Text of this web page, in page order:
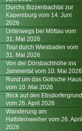
Durchs Bizzenbachtal zur
Kapersburg vom 14. Juni
2026
Unterwegs bei Möttau vom
31. Mai 2026
Tour durch Wiesbaden vom
31. Mai 2026
Von der Dörsbachhöhe ins
Jammertal vom 10. Mai 2026
Rund um das Gotische Haus
vom 10. Mai 2026
Blick auf den Ebsdorfergrund
vom 26. April 2026
Wanderung am
Hattsteinweiher vom 26. April
2026